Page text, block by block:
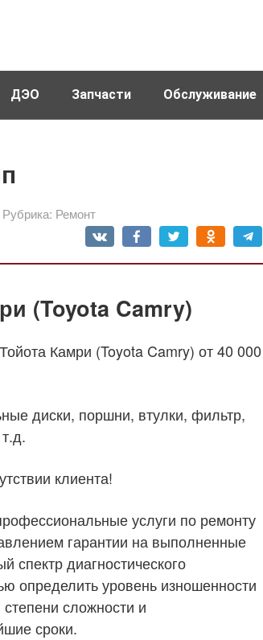
ДЭО Запчасти Обслуживание
Рубрика: Ремонт
(Toyota Camry)
Камри (Toyota Camry) от 40 000
диски, поршни, втулки, фильтр,
клиента!
услуги по ремонту
гарантии на выполненные
диагностического
определить уровень изношенности
сложности и
сроки.